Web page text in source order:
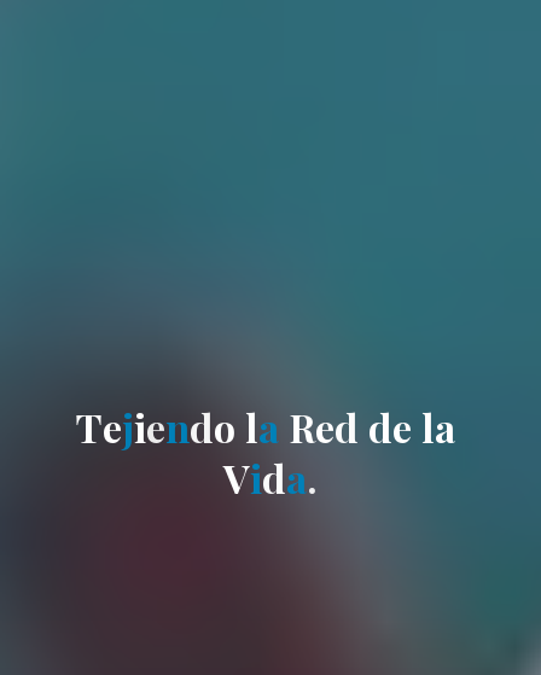
Tejie
end
do la Red de la
Vida.